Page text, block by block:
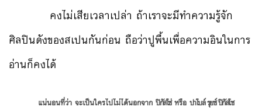
คงไม่เสียเวลาเปล่า ถ้าเราจะมีทำความรู้จัก
ศิลปินดังของสเปนกันก่อน ถือว่าปูพื้นเพื่อความอินในการ
อ่านก็คงได้
แน่นอนที่ว่า จะเป็นใครไปไม่ได้นอกจาก ปิกัสโซ่หรือ ปาโบล์ รุยซ์ ปิกัสโซ